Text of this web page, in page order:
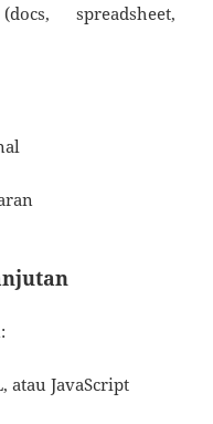
spreadsheet,
atau JavaScript